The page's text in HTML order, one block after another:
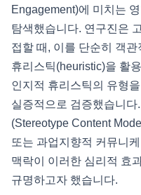
Engagement)에 미치는
탐색했습니다. 연구진은
접할 때, 이를 단순히 객
휴리스틱(heuristic)을 활
인지적 휴리스틱의 유형
실증적으로 검증했습니
(Stereotype Content
또는 과업지향적 커뮤니
맥락이 이러한 심리적 효
규명하고자 했습니다.